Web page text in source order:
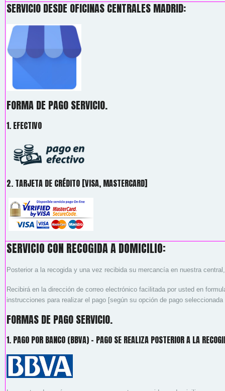
SERVICIO DESDE OFICINAS CENTRALES MADRID:
FORMA DE PAGO SERVICIO.
1. EFECTIVO
2. TARJETA DE CRÉDITO [VISA, MASTERCARD]
SERVICIO CON RECOGIDA A DOMICILIO:
Posterior a la recogida y una vez recibida su mercancía en nuestra
Recibirá en la dirección de correo electrónico facilitada por usted en
instrucciones para realizar el pago [según su opción de pago
FORMAS DE PAGO SERVICIO.
1. PAGO POR BANCO (BBVA) - PAGO SE REALIZA POSTERIOR A LA